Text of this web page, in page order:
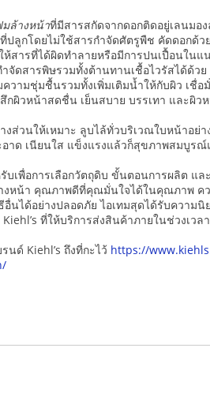
มล้างหน้าที่มีสารสกัดจากดอกติดอยู่เลนมอ
ปลูกโดยไม่ใช้สารกำจัดศัตรูพืช คัดดอกด้
สารที่ได้ผิดทำลายหรือมีการปนเปื้อนใน
ดสารพิษรวมทั้งต้านทานเชื้อไวรัสได้ด้ว
ามชุ่มชื้นรวมทั้งเพิ่มเติมน้ำให้กับผิว เชื่อ
กผิวหน้าสดชื่น เย็นสบาย บรรเทา และผิ
วนให้เหมาะ ลูบไล้ทั่วบริเวณใบหน้าอย่า
อาด เนียนใส แข็งแรงแล้วก็สุขภาพสมบูรณ์
เพื่อการเลือกวัตถุดิบ ขั้นตอนการผลิต แล
งหน้า คุณภาพดีที่คุณมั่นใจได้ในคุณภาพ
นได้อย่างปลอดภัย ไอเทมสุดได้รับความ
ที่ให้บริการส่งสินค้าภายในช่วงเวล
ด์ Kiehl’s ถึงที่กะไว้ https://